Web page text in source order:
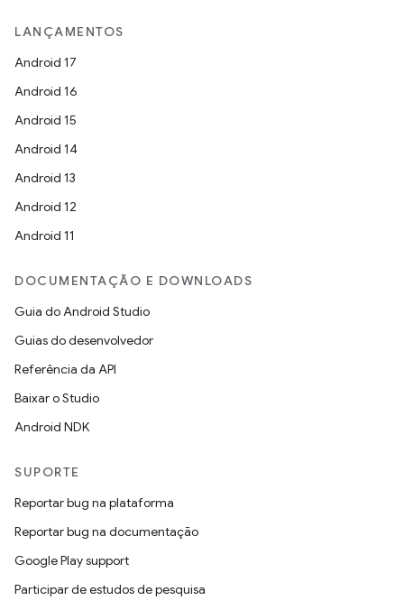
LANÇAMENTOS
Android 17
Android 16
Android 15
Android 14
Android 13
Android 12
Android 11
DOCUMENTAÇÃO E DOWNLOADS
Guia do Android Studio
Guias do desenvolvedor
Referência da API
Baixar o Studio
Android NDK
SUPORTE
Reportar bug na plataforma
Reportar bug na documentação
Google Play support
Participar de estudos de pesquisa